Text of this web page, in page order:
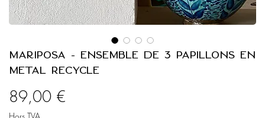
Mariposa - Ensemble de 3 Papillons en
Métal Recyclé
89,00 €